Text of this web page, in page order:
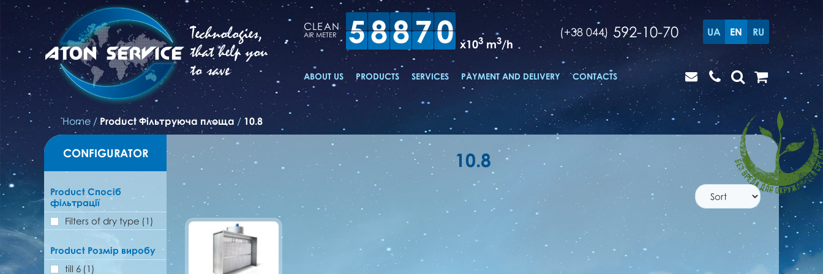
Technologies,
that help you
to save
CLEAN
AIR METER 58870 x103 m3/h
(+38 044) 592-10-70 UA EN RU
ABOUT US PRODUCTS SERVICES PAYMENT AND DELIVERY CONTACTS
Home / Product Фільтруюча площа / 10.8
CONFIGURATOR
Product Спосіб
фільтрації
Filters of dry type (1)
Product Розмір виробу
till 6 (1)
10.8